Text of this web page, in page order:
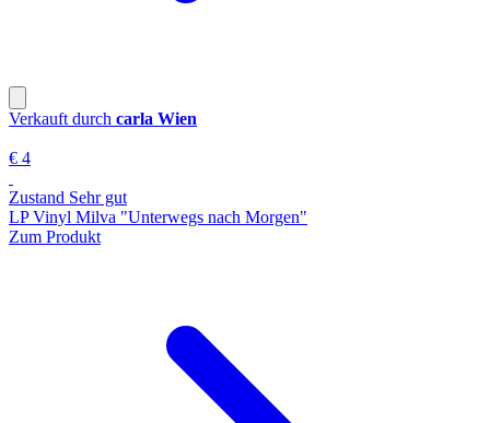
Verkauft durch carla Wien
€ 4
Zustand Sehr gut
LP Vinyl Milva "Unterwegs nach Morgen"
Zum Produkt